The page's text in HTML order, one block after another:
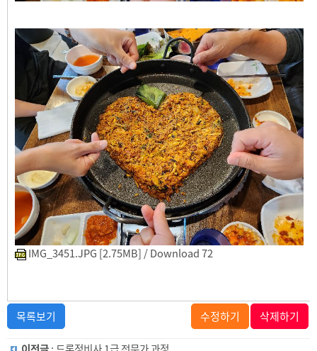
IMG_3451.JPG [2.75MB] / Download 72
목록보기 수정하기 삭제하기